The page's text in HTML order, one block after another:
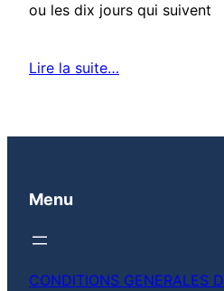
ou les dix jours qui suivent
Lire la suite…
Menu
CONDITIONS GENERALES